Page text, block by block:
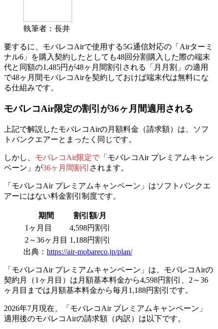
執筆者：長井
要するに、モバレコAirで使用する5G通信対応の「Airターミ
ナル6」を購入契約したとしても48回分割購入した際の端末
代と同額の1,485円が48ヶ月間割引される
「月月割」の適用
で48ヶ月間モバレコAirを契約しておけば端末代は無料にな
る仕組みです。
モバレコAir限定の割引が36ヶ月間適用される
上記で解説したモバレコAirの月額料金（請求額）は、ソフ
トバンクエアーとまったく同じです。
しかし、 モバレコAir限定で 「モバレコAir プレミアムキャン
ペーン」が36ヶ月間割引 されます。
「モバレコAir プレミアムキャンペーン」はソフトバンクエ
アーにはない料金割引制度です。
期間
割引額/月
1ヶ月目
4,598円割引
2～36ヶ月目 1,188円割引
出典： https://air-mobareco.jp/plan/
「モバレコAir プレミアムキャンペーン」は、モバレコAirの
契約月（1ヶ月目）は月額基本料金から4,598円割引
2～36
ヶ月目までは月額基本料金から毎月1,188円割引 です。
2026年7月現在、「モバレコAir プレミアムキャンペーン」
適用後のモバレコAirの請求額（内訳）は以下です。